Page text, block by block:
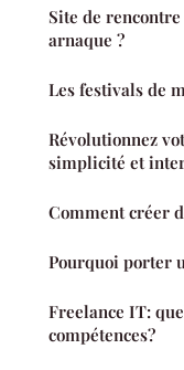
Site de
arnaque ?
Les festivals
Révolutionnez
simplicité et
Comment créer
Pourquoi porter
Freelance IT:
compétences?